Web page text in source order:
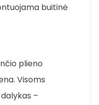
buitinė
plieno
Visoms
–